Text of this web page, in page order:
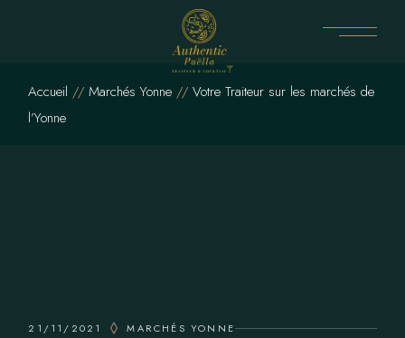
Accueil Marchés Yonne
Votre Traiteur sur les marchés de
l’Yonne
21/11/2021 MARCHÉS YONNE